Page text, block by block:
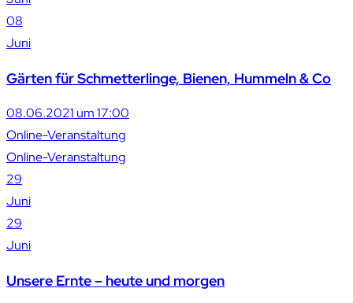
08
Juni
Gärten für Schmetterlinge, Bienen, Hummeln & Co
08.06.2021 um 17:00
Online-Veranstaltung
Online-Veranstaltung
29
Juni
29
Juni
Unsere Ernte – heute und morgen